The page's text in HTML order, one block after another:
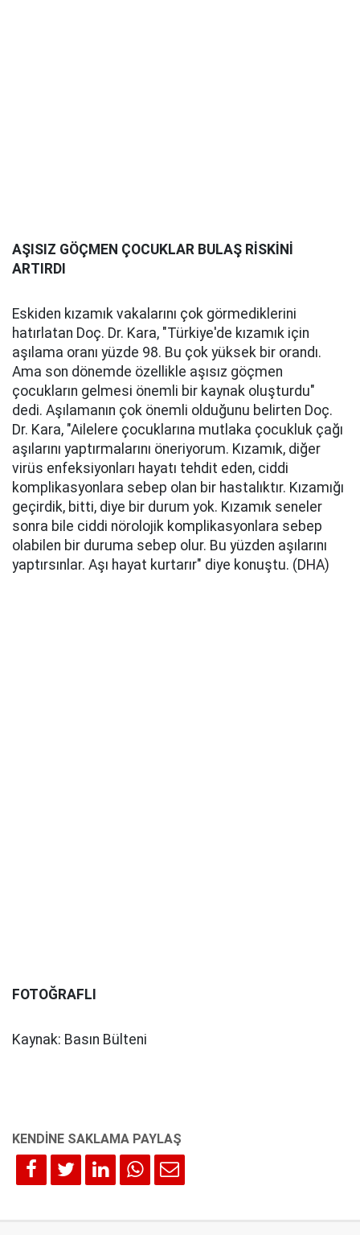
AŞISIZ GÖÇMEN ÇOCUKLAR BULAŞ RİSKİNİ
ARTIRDI
Eskiden kızamık vakalarını çok görmediklerini
hatırlatan Doç. Dr. Kara, "Türkiye'de kızamık için
aşılama oranı yüzde 98. Bu çok yüksek bir orandı.
Ama son dönemde özellikle aşısız göçmen
çocukların gelmesi önemli bir kaynak oluşturdu"
dedi. Aşılamanın çok önemli olduğunu belirten Doç.
Dr. Kara, "Ailelere çocuklarına mutlaka çocukluk çağı
aşılarını yaptırmalarını öneriyorum. Kızamık, diğer
virüs enfeksiyonları hayatı tehdit eden, ciddi
komplikasyonlara sebep olan bir hastalıktır. Kızamığı
geçirdik, bitti, diye bir durum yok. Kızamık seneler
sonra bile ciddi nörolojik komplikasyonlara sebep
olabilen bir duruma sebep olur. Bu yüzden aşılarını
yaptırsınlar. Aşı hayat kurtarır" diye konuştu. (DHA)
FOTOĞRAFLI
Kaynak: Basın Bülteni